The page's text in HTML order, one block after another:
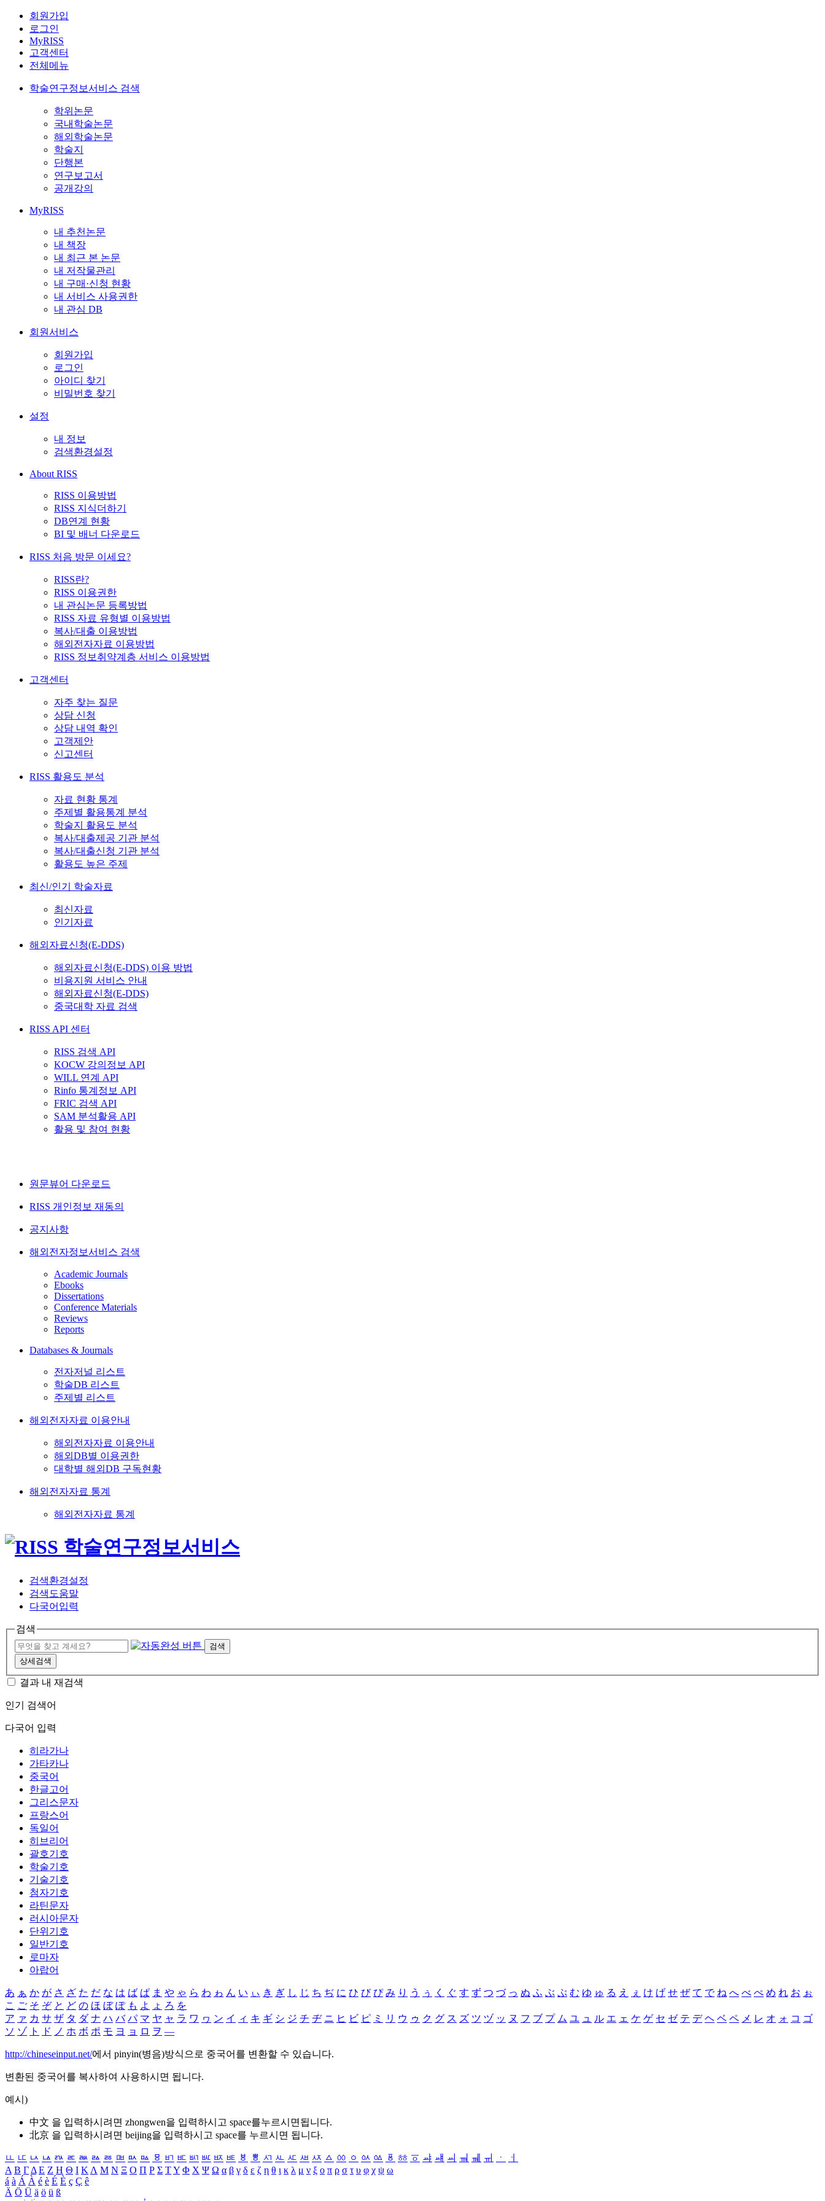
회원가입
로그인
MyRISS
고객센터
전체메뉴
학술연구정보서비스 검색
학위논문
국내학술논문
해외학술논문
학술지
단행본
연구보고서
공개강의
MyRISS
내 추천논문
내 책장
내 최근 본 논문
내 저작물관리
내 구매·신청 현황
내 서비스 사용권한
내 관심 DB
회원서비스
회원가입
로그인
아이디 찾기
비밀번호 찾기
설정
내 정보
검색환경설정
About RISS
RISS 이용방법
RISS 지식더하기
DB연계 현황
BI 및 배너 다운로드
RISS 처음 방문 이세요?
RISS란?
RISS 이용권한
내 관심논문 등록방법
RISS 자료 유형별 이용방법
복사/대출 이용방법
해외전자자료 이용방법
RISS 정보취약계층 서비스 이용방법
고객센터
자주 찾는 질문
상담 신청
상담 내역 확인
고객제안
신고센터
RISS 활용도 분석
자료 현황 통계
주제별 활용통계 분석
학술지 활용도 분석
복사/대출제공 기관 분석
복사/대출신청 기관 분석
활용도 높은 주제
최신/인기 학술자료
최신자료
인기자료
해외자료신청(E-DDS)
해외자료신청(E-DDS) 이용 방법
비용지원 서비스 안내
해외자료신청(E-DDS)
중국대학 자료 검색
RISS API 센터
RISS 검색 API
KOCW 강의정보 API
WILL 연계 API
Rinfo 통계정보 API
FRIC 검색 API
SAM 분석활용 API
활용 및 참여 현황
원문뷰어 다운로드
RISS 개인정보 재동의
공지사항
해외전자정보서비스 검색
Academic Journals
Ebooks
Dissertations
Conference Materials
Reviews
Reports
Databases & Journals
전자저널 리스트
학술DB 리스트
주제별 리스트
해외전자자료 이용안내
해외전자자료 이용안내
해외DB별 이용권한
대학별 해외DB 구독현황
해외전자자료 통계
해외전자자료 통계
검색환경설정
검색도움말
다국어입력
검색
검색
상세검색
결과 내 재검색
인기 검색어
다국어 입력
히라가나
가타카나
중국어
한글고어
그리스문자
프랑스어
독일어
히브리어
괄호기호
학술기호
기술기호
첨자기호
라틴문자
러시아문자
단위기호
일반기호
로마자
아랍어
あ ぁ か が さ ざ た だ な は ば ぱ ま や ゃ ら わ ゎ ん い ぃ き ぎ し じ ち ぢ に ひ び ぴ み り う ぅ く ぐ す ず つ づ っ ぬ ふ ぶ ぷ む ゆ ゅ る え ぇ け げ せ ぜ て で ね へ べ ぺ め れ お ぉ
こ ご そ ぞ と ど の ほ ぼ ぽ も よ ょ ろ を
ア ァ カ サ ザ タ ダ ナ ハ バ パ マ ヤ ャ ラ ワ ヮ ン イ ィ キ ギ シ ジ チ ヂ ニ ヒ ビ ピ ミ リ ウ ゥ ク グ ス ズ ツ ヅ ッ ヌ フ ブ プ ム ユ ュ ル エ ェ ケ ゲ セ ゼ テ デ ヘ ベ ペ メ レ オ ォ コ ゴ
ソ ゾ ト ド ノ ホ ボ ポ モ ヨ ョ ロ ヲ ―
http://chineseinput.net/에서 pinyin(병음)방식으로 중국어를 변환할 수 있습니다.
변환된 중국어를 복사하여 사용하시면 됩니다.
예시)
中文 을 입력하시려면 zhongwen을 입력하시고 space를누르시면됩니다.
北京 을 입력하시려면 beijing을 입력하시고 space를 누르시면 됩니다.
ㅥ ㅦ ㅧ ㅨ ㅩ ㅪ ㅫ ㅬ ㅭ ㅮ ㅯ ㅰ ㅱ ㅲ ㅳ ㅴ ㅵ ㅶ ㅷ ㅸ ㅹ ㅺ ㅻ ㅼ ㅽ ㅾ ㅿ ㆀ ㆁ ㆂ ㆃ ㆄ ㆅ ㆆ ㆇ ㆈ ㆉ ㆊ ㆋ ㆌ ㆍ
ㆎ
Α Β ΓΔ Ε Ζ Η Θ Ι ΚΛ Μ Ν Ξ Ο Π Ρ Σ ΤΥ Φ Χ Ψ Ω α β γ δ ε ζ η θ ι κ λ μ ν ξ ο π ρ σ τ υ φ χ ψ ω
á à Á À é è É È ç Ç ê
Ä Ö Ü ä ö ü ß